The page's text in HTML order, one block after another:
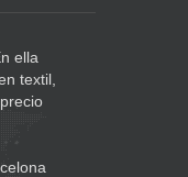
ella
textil,